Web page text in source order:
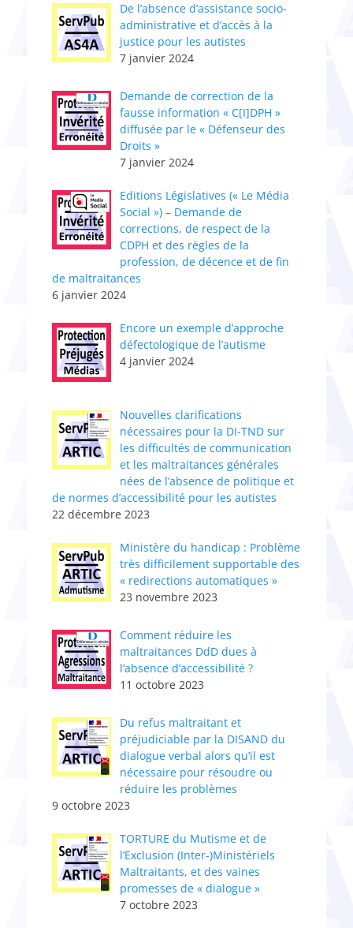
De l’absence d’assistance socio-
administrative et d’accès à la
justice pour les autistes
7 janvier 2024
Demande de correction de la
fausse information « C[I]DPH »
diffusée par le « Défenseur des
Droits »
7 janvier 2024
Editions Législatives (« Le Média
Social ») – Demande de
corrections, de respect de la
CDPH et des règles de la
profession, de décence et de fin
de maltraitances
6 janvier 2024
Encore un exemple d’approche
défectologique de l’autisme
4 janvier 2024
Nouvelles clarifications
nécessaires pour la DI-TND sur
les difficultés de communication
et les maltraitances générales
nées de l’absence de politique et
de normes d’accessibilité pour les autistes
22 décembre 2023
Ministère du handicap : Problème
très difficilement supportable des
« redirections automatiques »
23 novembre 2023
Comment réduire les
maltraitances DdD dues à
l’absence d’accessibilité ?
11 octobre 2023
Du refus maltraitant et
préjudiciable par la DISAND du
dialogue verbal alors qu’il est
nécessaire pour résoudre ou
réduire les problèmes
9 octobre 2023
TORTURE du Mutisme et de
l’Exclusion (Inter-)Ministériels
Maltraitants, et des vaines
promesses de « dialogue »
7 octobre 2023